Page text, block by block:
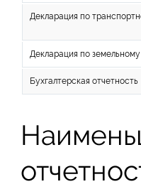
Декларация по
Декларация по
Бухгалтерская отчетность